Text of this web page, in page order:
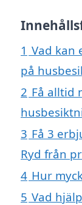
1 Vad kan
på
2 Få alltid
3 Få 3
Ryd från
4 Hur
5 Vad